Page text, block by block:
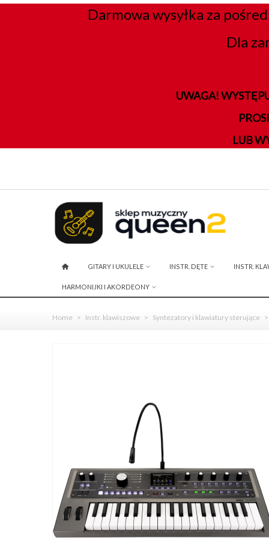
Darmowa wysyłka za
Dla
UWAGA!
LUB
GITARY I UKULELE INSTR. DĘTE INSTR.
HARMONIJKI I AKORDEONY
Home > Instr. klawiszowe > Syntezatory i klawiatury sterujące >